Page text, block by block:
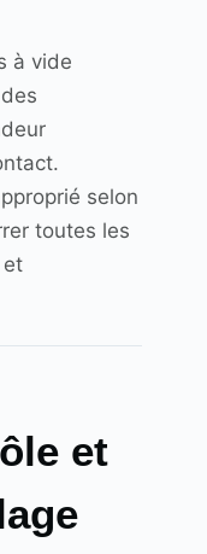
à vide
selon
toutes les
et
et